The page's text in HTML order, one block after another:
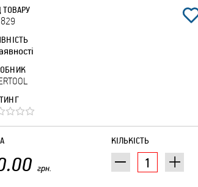
ТОВАРУ
КІЛЬКІСТЬ
грн.